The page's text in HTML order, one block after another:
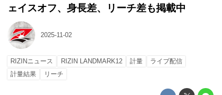
ェイスオフ、身長差、リーチ差も掲載中
2025-11-02
RIZINニュース RIZIN LANDMARK12 計量
ライブ配信
計量結果
リーチ